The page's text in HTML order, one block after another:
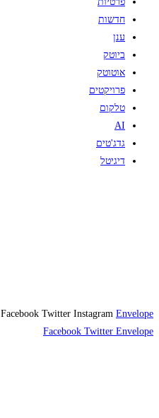
חדשות
ענן
ביוטק
אוטוטק
פרויקטים
טלקום
AI
גדג'טים
דיגיטל
Facebook Twitter Instagram Envelope
Facebook Twitter Envelope